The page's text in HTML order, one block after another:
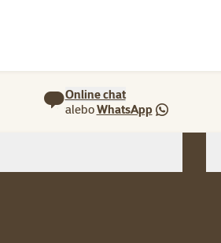
Online chat
aleboWhatsApp